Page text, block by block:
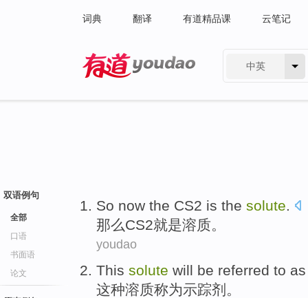
词典 翻译 有道精品课 云笔记
中英
双语例句
全部
口语
书面语
论文
So now the CS2 is the solute.
那么CS2就是溶质。
youdao
This solute will be referred to
这种溶质称为示踪剂 。